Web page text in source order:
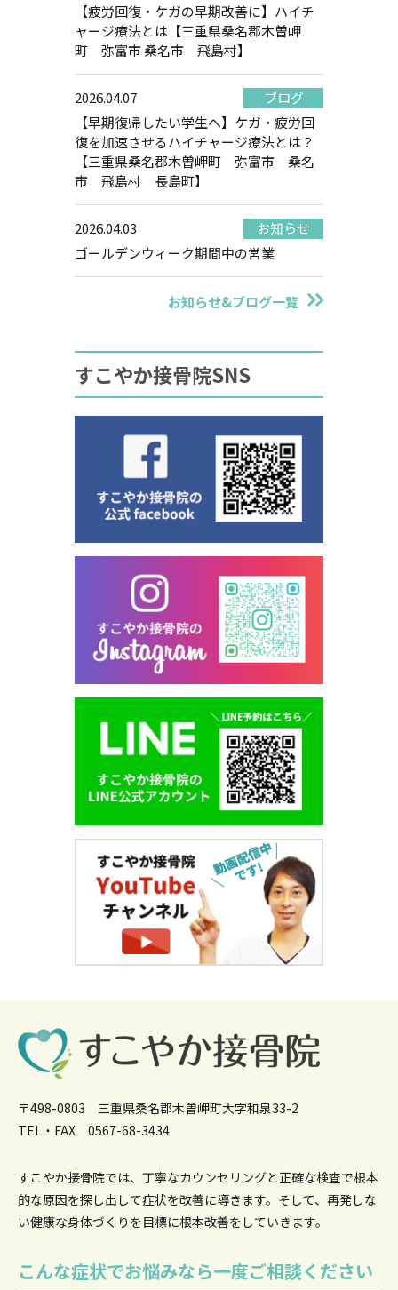
【疲労回復・ケガの早期改善に】ハイチ
ャージ療法とは【三重県桑名郡木曽岬
町 弥富市 桑名市 飛島村】
2026.04.07
ブログ
【早期復帰したい学生へ】ケガ・疲労回
復を加速させるハイチャージ療法とは？
【三重県桑名郡木曽岬町 弥富市 桑名
市 飛島村 長島町】
2026.04.03
お知らせ
ゴールデンウィーク期間中の営業
お知らせ&ブログ一覧
すこやか接骨院SNS
〒498-0803 三重県桑名郡木曽岬町大字和泉33-2
TEL・FAX 0567-68-3434
すこやか接骨院では、丁寧なカウンセリングと正確な検査で根本
的な原因を探し出して症状を改善に導きます。そして、再発しな
い健康な身体づくりを目標に根本改善をしていきます。
こんな症状でお悩みなら一度ご相談ください